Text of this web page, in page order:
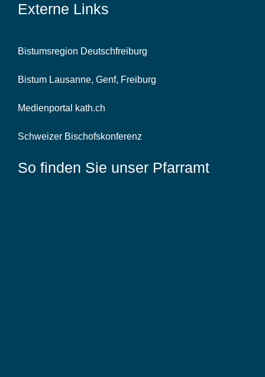
Externe Links
Bistumsregion Deutschfreiburg
Bistum Lausanne, Genf, Freiburg
Medienportal kath.ch
Schweizer Bischofskonferenz
So finden Sie unser Pfarramt